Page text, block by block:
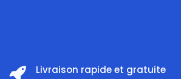
Livraison rapide et gratuite